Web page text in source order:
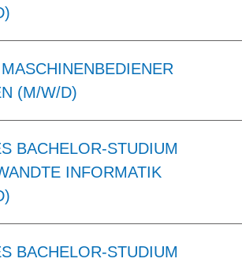
(M/W/D)
BACHELOR-STUDIUM
INFORMATIK
BACHELOR-STUDIUM